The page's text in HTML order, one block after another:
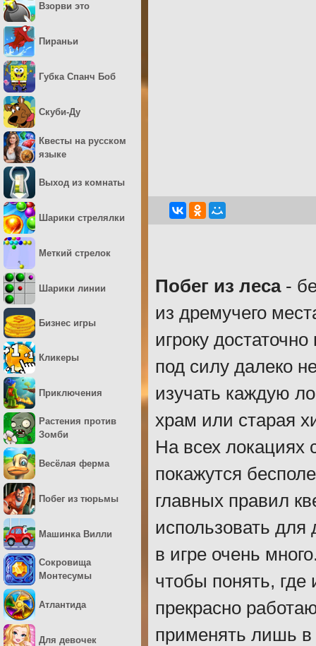
Побег из леса-
из дремучего
игроку
под силу далеко
изучать каждую
храм или старая
На всех
покажутся
главных правил
использовать
в игре очень
чтобы понять, где
прекрасно
применять лишь
Взорви это
Пираньи
Губка Спанч Боб
Скуби-Ду
Квесты на русском
языке
Выход из комнаты
Шарики стрелялки
Меткий стрелок
Шарики линии
Бизнес игры
Кликеры
Приключения
Растения против
Зомби
Весёлая ферма
Побег из тюрьмы
Машинка Вилли
Сокровища
Монтесумы
Атлантида
Для девочек